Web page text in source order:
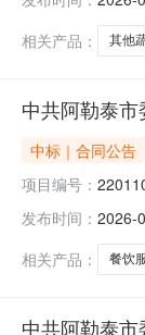
相关产品：
其他
中共阿勒泰
中标｜合同公告
项目编号：
发布时间： 2026-
相关产品：
餐饮
中共阿勒泰